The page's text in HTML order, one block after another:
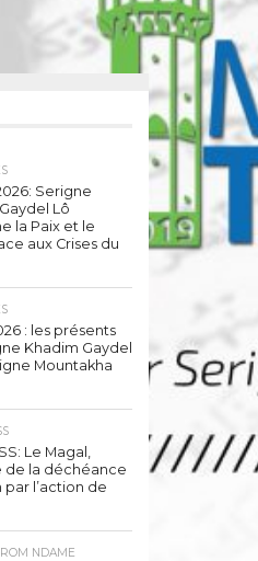
Serigne
Lô
la Paix et le
aux Crises du
: les présents
Khadim Gaydel
Mountakha
Le Magal,
de la déchéance
par l’action de
NDAME